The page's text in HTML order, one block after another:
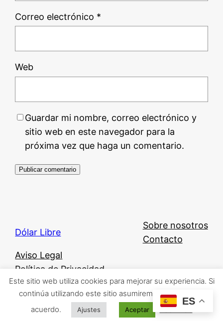
Correo electrónico *
Web
Guardar mi nombre, correo electrónico y
sitio web en este navegador para la
próxima vez que haga un comentario.
Dólar Libre
Sobre nosotros
Contacto
Aviso Legal
Política de Privacidad
Política de Cookies
Este sitio web utiliza cookies para mejorar su experiencia. Si
continúa utilizando este sitio asumiremos que está de
acuerdo.
Ajustes Aceptar Leer más
ES